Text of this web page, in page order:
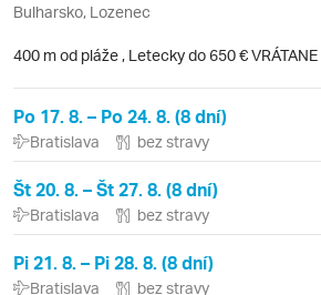
Bulharsko, Lozenec
400 m od pláže , Letecky do 650 €
Po 17. 8. – Po 24. 8. (8 dní)
Bratislava bez stravy
Št 20. 8. – Št 27. 8. (8 dní)
Bratislava bez stravy
Pi 21. 8. – Pi 28. 8. (8 dní)
Bratislava bez stravy